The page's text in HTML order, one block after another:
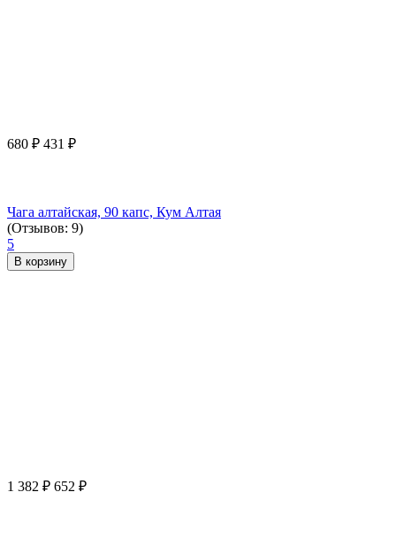
680 ₽ 431 ₽
Чага алтайская, 90 капс, Кум Алтая
(Отзывов: 9)
5
В корзину
1 382 ₽ 652 ₽